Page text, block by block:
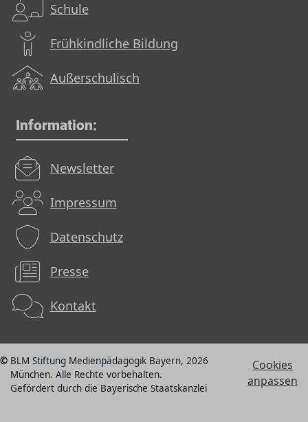
Schule
Frühkindliche Bildung
Außerschulisch
Information:
Newsletter
Impressum
Datenschutz
Presse
Kontakt
BLM Stiftung Medienpädagogik Bayern, 2026
München. Alle Rechte vorbehalten.
Gefördert durch die Bayerische Staatskanzlei
Cookies
anpassen